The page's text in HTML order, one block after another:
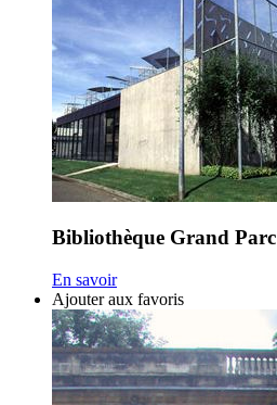
Bibliothèque Grand Parc
En savoir
Ajouter aux favoris